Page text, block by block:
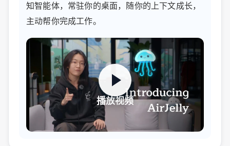
知智能体，常驻你的桌面，随你的上下文成长，
主动帮你完成工作。
播放视频